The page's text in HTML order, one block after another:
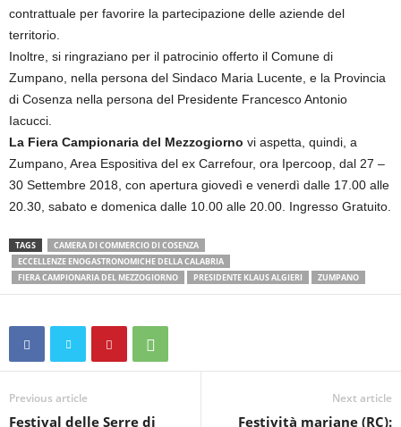
contrattuale per favorire la partecipazione delle aziende del
territorio.
Inoltre, si ringraziano per il patrocinio offerto il Comune di
Zumpano, nella persona del Sindaco Maria Lucente, e la Provincia
di Cosenza nella persona del Presidente Francesco Antonio
Iacucci.
La Fiera Campionaria del Mezzogiorno vi aspetta, quindi, a
Zumpano, Area Espositiva del ex Carrefour, ora Ipercoop, dal 27 –
30 Settembre 2018, con apertura giovedì e venerdì dalle 17.00 alle
20.30, sabato e domenica dalle 10.00 alle 20.00. Ingresso Gratuito.
TAGS
CAMERA DI COMMERCIO DI COSENZA
ECCELLENZE ENOGASTRONOMICHE DELLA CALABRIA
FIERA CAMPIONARIA DEL MEZZOGIORNO
PRESIDENTE KLAUS ALGIERI ZUMPANO
Previous article
Festival delle Serre di
Next article
Festività mariane (RC):